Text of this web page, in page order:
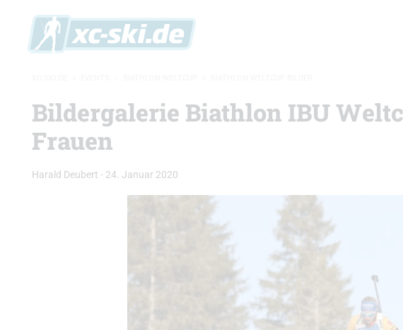
Bildergalerie Biathlon IBU
Frauen
Harald Deubert - 24. Januar 2020